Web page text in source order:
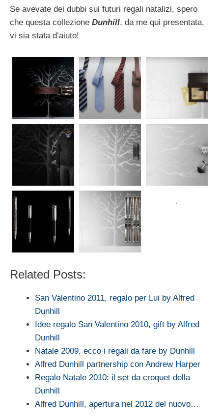
Se avevate dei dubbi sui futuri regali natalizi, spero
che questa collezione Dunhill, da me qui presentata,
vi sia stata d’aiuto!
Related Posts:
San Valentino 2011, regalo per Lui by Alfred
Dunhill
Idee regalo San Valentino 2010, gift by Alfred
Dunhill
Natale 2009, ecco i regali da fare by Dunhill
Alfred Dunhill partnership con Andrew Harper
Regalo Natale 2010: il set da croquet della
Dunhill
Alfred Dunhill, apertura nel 2012 del nuovo…